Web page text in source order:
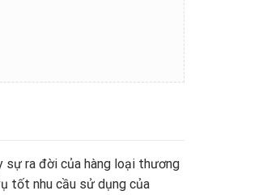
sự ra đời của hàng loại thương
tốt nhu cầu sử dụng của